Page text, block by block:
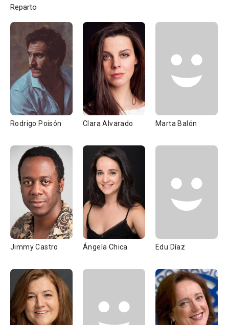
Reparto
Rodrigo Poisón Clara Alvarado Marta Balón
Jimmy Castro Ángela Chica Edu Díaz